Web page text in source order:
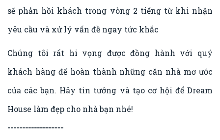
sẽ phản hồi khách trong vòng 2 tiếng từ khi nhận
yêu cầu và xử lý vấn đề ngay tức khắc
Chúng tôi rất hi vọng được đồng hành với quý
khách hàng để hoàn thành những căn nhà mơ ước
của các bạn. Hãy tin tưởng và tạo cơ hội để Dream
House làm đẹp cho nhà bạn nhé!
-------------------